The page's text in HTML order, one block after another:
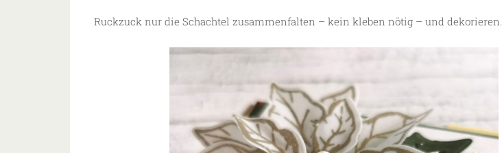
Ruckzuck nur die Schachtel zusammenfalten – kein kleben nötig – und dekorieren.